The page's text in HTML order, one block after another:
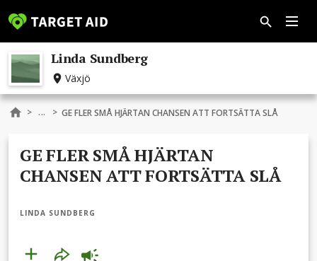
Linda Sundberg
Växjö
> ... > GE FLER SMÅ HJÄRTAN CHANSEN ATT FORTSÄTTA SLÅ
GE FLER SMÅ HJÄRTAN
CHANSEN ATT FORTSÄTTA SLÅ
LINDA SUNDBERG